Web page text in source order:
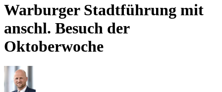
Warburger Stadtführung mit
anschl. Besuch der
Oktoberwoche